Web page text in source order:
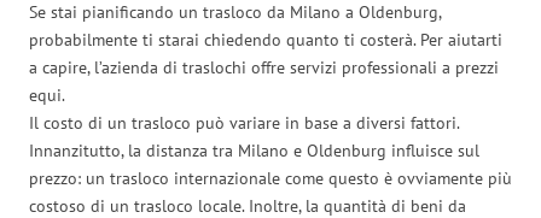
Se stai pianificando un trasloco da Milano a Oldenburg,
probabilmente ti starai chiedendo quanto ti costerà. Per aiutarti
a capire, l’azienda di traslochi offre servizi professionali a prezzi
equi.
Il costo di un trasloco può variare in base a diversi fattori.
Innanzitutto, la distanza tra Milano e Oldenburg influisce sul
prezzo: un trasloco internazionale come questo è ovviamente più
costoso di un trasloco locale. Inoltre, la quantità di beni da